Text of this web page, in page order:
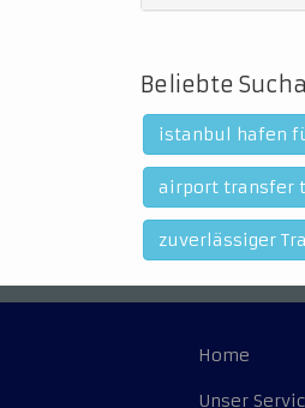
Beliebte
istanbul hafen
airport transfer
zuverlässiger
Home
Unser